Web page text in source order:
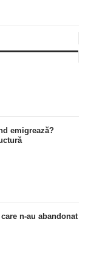
emigrează?
n-au abandonat